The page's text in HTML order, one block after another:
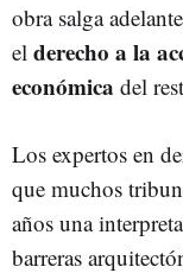
obra salga
el derecho a la
económica del
Los expertos en
que muchos
años una
barreras